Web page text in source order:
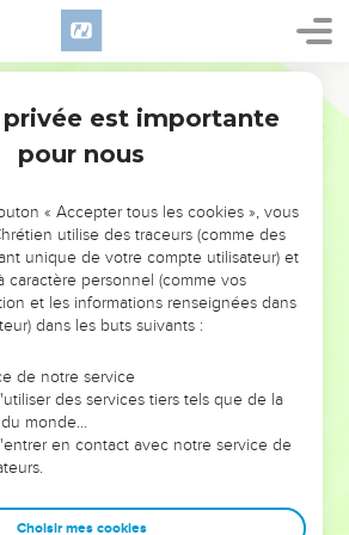
PAS L’ÉVÉNEMENT
L’ANNÉE !
POUVAIENT VOUS ÉVITER LES
VOTRES ?
Mais on voit moins les doutes, les erreurs
qu'ils ont traversés, alors même que ce
qui les ont façonnés.
leaders, entrepreneurs, et responsables
plus de sagesse afin que leurs erreurs
est importante
pour nous
« Accepter tous les cookies », vous
utilise des traceurs (comme des
unique de votre compte utilisateur) et
caractère personnel (comme vos
et les informations renseignées dans
dans les buts suivants :
de notre service
des services tiers tels que de la
monde…
en contact avec notre service de
Choisir mes cookies